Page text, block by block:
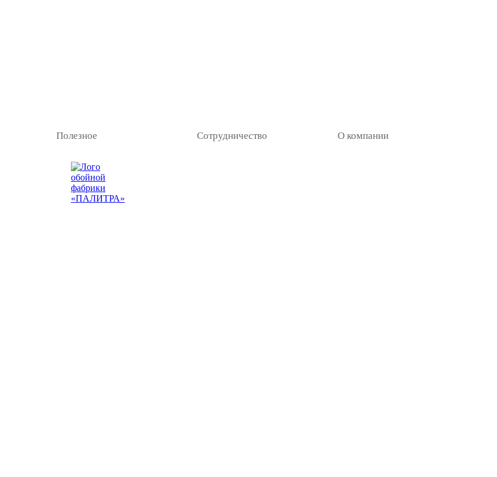
Полезное Сотрудничество О компании